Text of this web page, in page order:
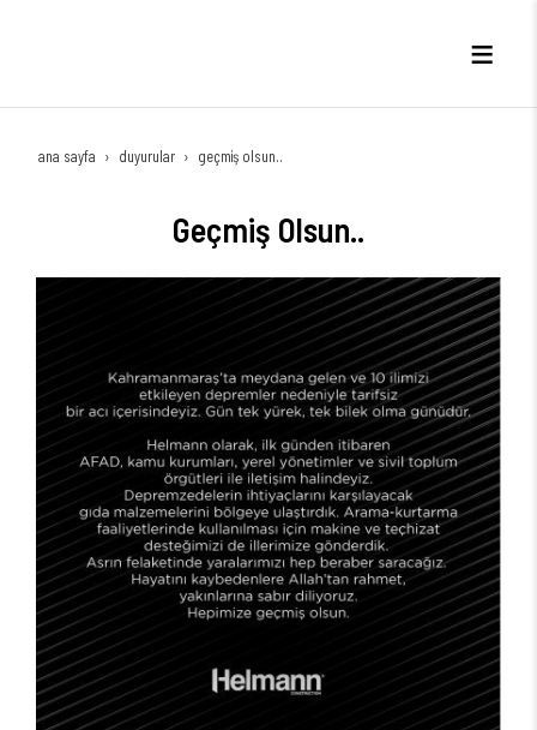
ana sayfa duyurular geçmiş olsun..
Geçmiş Olsun..